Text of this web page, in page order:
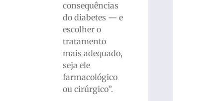
consequências
do diabetes — e
escolher o
tratamento
mais adequado,
seja ele
farmacológico
ou cirúrgico”.